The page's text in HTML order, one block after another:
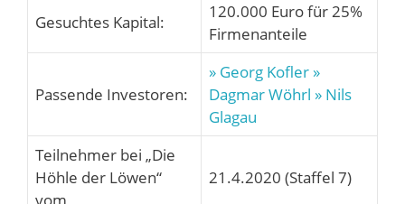
Gesuchtes Kapital:
120.000 Euro für 25%
Firmenanteile
Passende Investoren:
» Georg Kofler »
Dagmar Wöhrl » Nils
Glagau
Teilnehmer bei „Die
Höhle der Löwen“
21.4.2020 (Staffel 7)